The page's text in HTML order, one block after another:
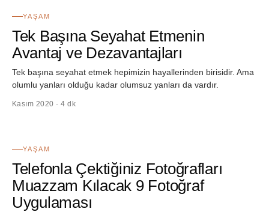
YAŞAM
Tek Başına Seyahat Etmenin
Avantaj ve Dezavantajları
Tek başına seyahat etmek hepimizin hayallerinden birisidir. Ama
olumlu yanları olduğu kadar olumsuz yanları da vardır.
Kasım 2020 · 4 dk
YAŞAM
Telefonla Çektiğiniz Fotoğrafları
Muazzam Kılacak 9 Fotoğraf
Uygulaması